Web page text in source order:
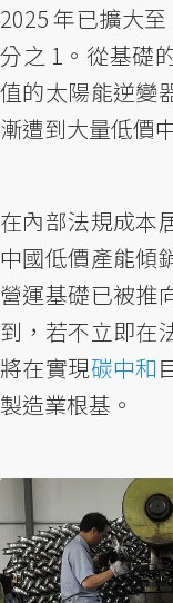
2025 年已擴大
分之 1。從基礎
值的太陽能逆變
漸遭到大量低價
在內部法規成本
中國低價產能傾
營運基礎已被推
到，若不立即在
將在實現碳中和
製造業根基。